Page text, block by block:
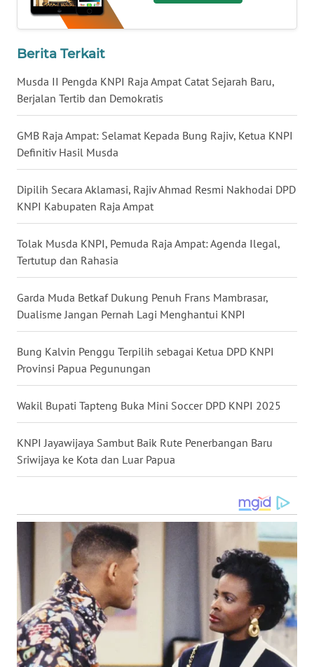
Berita Terkait
Musda II Pengda KNPI Raja Ampat Catat Sejarah Baru,
Berjalan Tertib dan Demokratis
GMB Raja Ampat: Selamat Kepada Bung Rajiv, Ketua KNPI
Definitiv Hasil Musda
Dipilih Secara Aklamasi, Rajiv Ahmad Resmi Nakhodai DPD
KNPI Kabupaten Raja Ampat
Tolak Musda KNPI, Pemuda Raja Ampat: Agenda Ilegal,
Tertutup dan Rahasia
Garda Muda Betkaf Dukung Penuh Frans Mambrasar,
Dualisme Jangan Pernah Lagi Menghantui KNPI
Bung Kalvin Penggu Terpilih sebagai Ketua DPD KNPI
Provinsi Papua Pegunungan
Wakil Bupati Tapteng Buka Mini Soccer DPD KNPI 2025
KNPI Jayawijaya Sambut Baik Rute Penerbangan Baru
Sriwijaya ke Kota dan Luar Papua
WN
MALUKU
WN
MALUT
WN
DAIRI
WN
DANAU
NIAS
WN
LANGKAT
WN
TAPANULI
SELATAN
WN
TANJUNG
LESUNG
SIMALUNGUN
WN
LABUHANBATU
WN
TAPANULI